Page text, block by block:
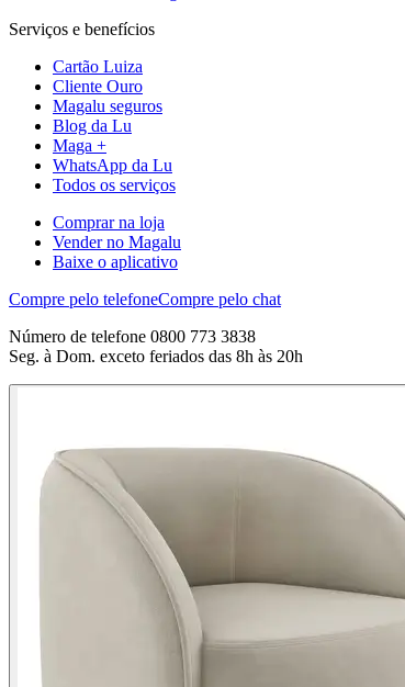
Serviços e benefícios
Cartão Luiza
Cliente Ouro
Magalu seguros
Blog da Lu
Maga +
WhatsApp da Lu
Todos os serviços
Comprar na loja
Vender no Magalu
Baixe o aplicativo
Compre pelo telefoneCompre pelo chat
Número de telefone 0800 773 3838
Seg. à Dom. exceto feriados das 8h às 20h